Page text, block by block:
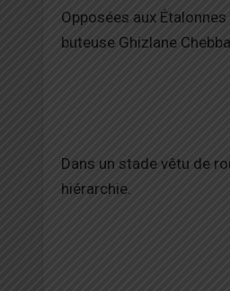
Opposées aux
buteuse Ghizlane
Dans un stade vêtu de
hiérarchie.